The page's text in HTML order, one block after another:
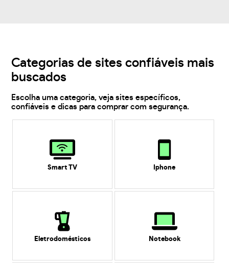
Categorias de sites confiáveis mais
buscados
Escolha uma categoria, veja sites específicos,
confiáveis e dicas para comprar com segurança.
Smart TV Iphone
Eletrodomésticos Notebook